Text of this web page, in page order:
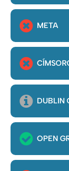
META
DUBLIN
OPEN